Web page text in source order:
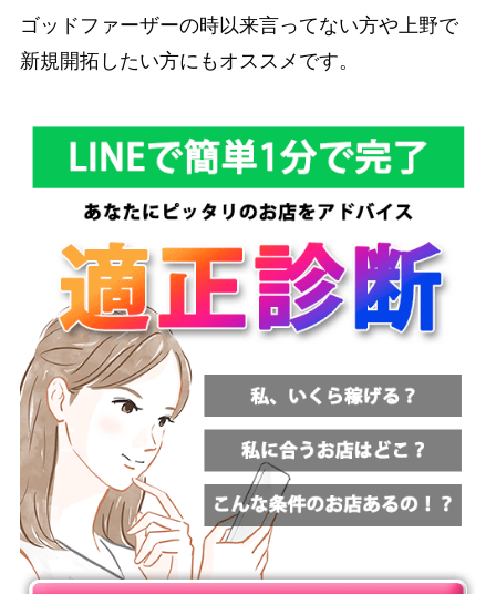
ゴッドファーザーの時以来言ってない方や上野で
新規開拓したい方にもオススメです。